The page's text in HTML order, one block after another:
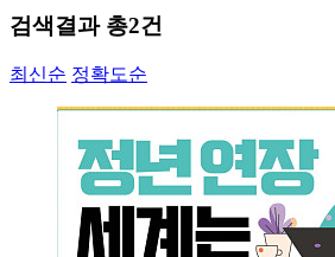
검색결과 총2건
최신순 정확도순